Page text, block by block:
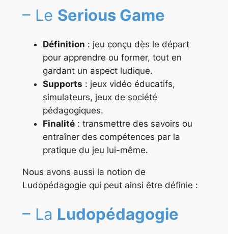
– Le Serious Game
Définition : jeu conçu dès le départ
pour apprendre ou former, tout en
gardant un aspect ludique.
Supports : jeux vidéo éducatifs,
simulateurs, jeux de société
pédagogiques.
Finalité: transmettre des savoirs ou
entraîner des compétences par la
pratique du jeu lui-même.
Nous avons aussi la notion de
Ludopédagogie qui peut ainsi être définie :
– La Ludopédagogie